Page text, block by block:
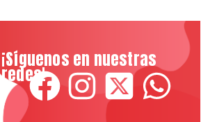
¡Síguenos en nuestras
redes!